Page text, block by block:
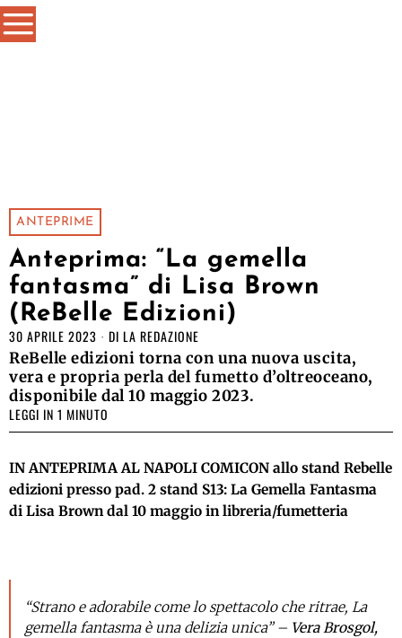
ANTEPRIME
Anteprima: “La gemella
fantasma” di Lisa Brown
(ReBelle Edizioni)
30 APRILE 2023 DI LA REDAZIONE
ReBelle edizioni torna con una nuova uscita,
vera e propria perla del fumetto d’oltreoceano,
disponibile dal 10 maggio 2023.
LEGGI IN 1 MINUTO
IN ANTEPRIMA AL NAPOLI COMICON allo stand Rebelle
edizioni presso pad. 2 stand S13: La Gemella Fantasma
di Lisa Brown dal 10 maggio in libreria/fumetteria
“Strano e adorabile come lo spettacolo che ritrae, La
gemella fantasma è una delizia unica” – Vera Brosgol,